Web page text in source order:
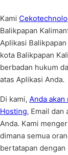
Kami
Balikpapan
Aplikasi
kota Balikpapan
berbadan hukum
atas Aplikasi Anda.
Di kami, Anda akan
Hosting, Email dan
Anda. Kami
dimana semua
bertatapan